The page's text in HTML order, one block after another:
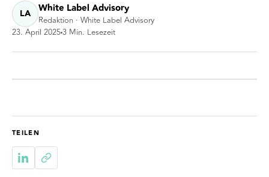
LA White Label Advisory
Redaktion · White Label Advisory
23. April 20253 Min. Lesezeit
TEILEN